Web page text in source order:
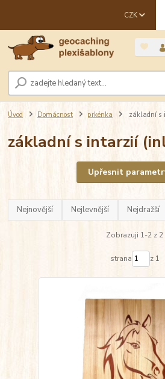
CZK
Úvod Domácnost prkénka základní s
základní s intarzií
Upřesnit
Nejnovější Nejlevnější Nejdražší
Zobrazuji 1-2 z 2
strana z 1